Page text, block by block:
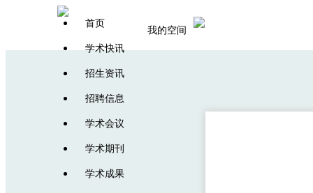
首页
学术快讯
招生资讯
招聘信息
学术会议
学术期刊
学术成果
我的空间